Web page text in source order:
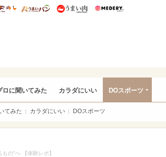
ィズニー特集
うまいめし うまいパン うまい肉
ロに聞いてみた カラダにいい DOスポーツ
てみた カラダにいい DOスポーツ
の”へ 【体験レポ】